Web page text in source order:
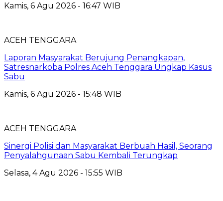
Kamis, 6 Agu 2026 - 16:47 WIB
ACEH TENGGARA
Laporan Masyarakat Berujung Penangkapan,
Satresnarkoba Polres Aceh Tenggara Ungkap Kasus
Sabu
Kamis, 6 Agu 2026 - 15:48 WIB
ACEH TENGGARA
Sinergi Polisi dan Masyarakat Berbuah Hasil, Seorang
Penyalahgunaan Sabu Kembali Terungkap
Selasa, 4 Agu 2026 - 15:55 WIB